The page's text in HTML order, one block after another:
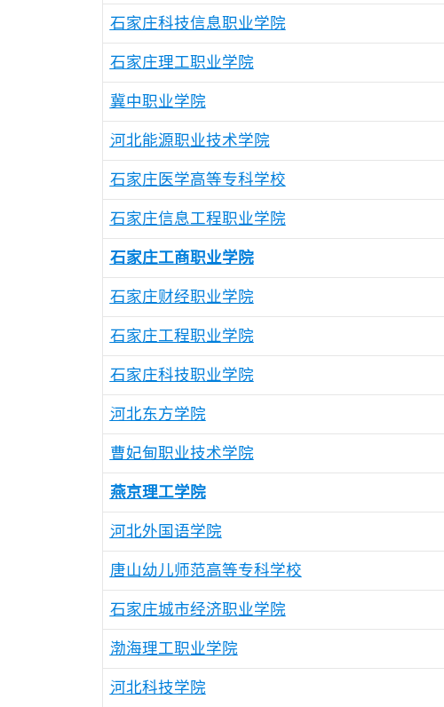
石家庄科技信息职业学院
石家庄理工职业学院
冀中职业学院
河北能源职业技术学院
石家庄医学高等专科学校
石家庄信息工程职业学院
石家庄工商职业学院
石家庄财经职业学院
石家庄工程职业学院
石家庄科技职业学院
河北东方学院
曹妃甸职业技术学院
燕京理工学院
河北外国语学院
唐山幼儿师范高等专科学校
石家庄城市经济职业学院
渤海理工职业学院
河北科技学院